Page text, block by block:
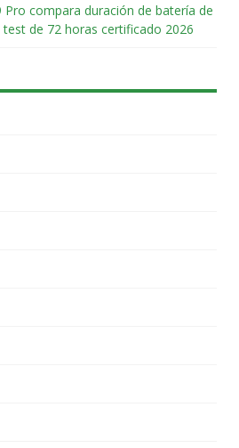
Pro compara duración de batería de
de 72 horas certificado 2026